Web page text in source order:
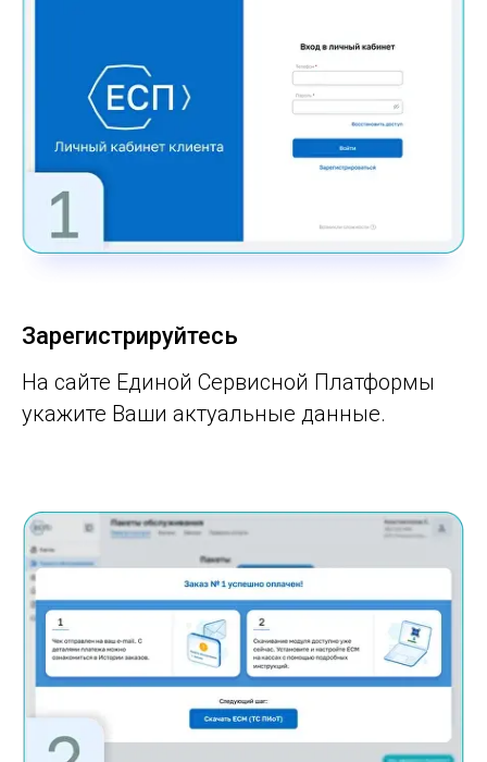
Зарегистрируйтесь
На сайте Единой Сервисной Платформы
укажите Ваши актуальные данные.